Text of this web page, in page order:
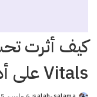
Vitals على أداء موقعي؟